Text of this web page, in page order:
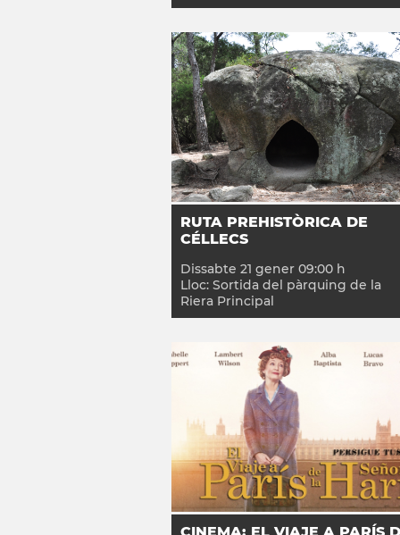
RUTA PREHISTÒRICA DE
CÉLLECS
Dissabte 21 gener 09:00 h
Lloc: Sortida del pàrquing de la
Riera Principal